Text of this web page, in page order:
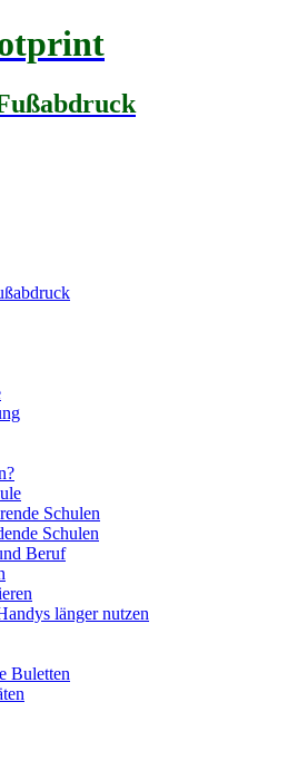
Schulen
Schulen
Beruf
länger nutzen
Buletten